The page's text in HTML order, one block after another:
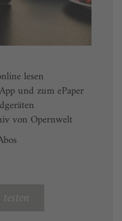
lesen
und zum ePaper
von Opernwelt